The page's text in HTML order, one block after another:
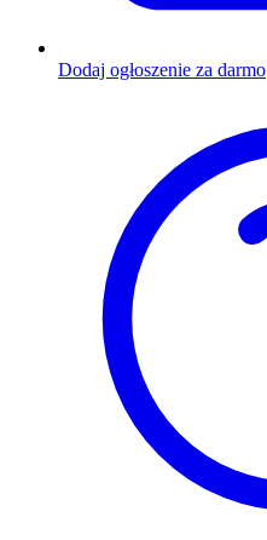
Dodaj ogłoszenie za darmo